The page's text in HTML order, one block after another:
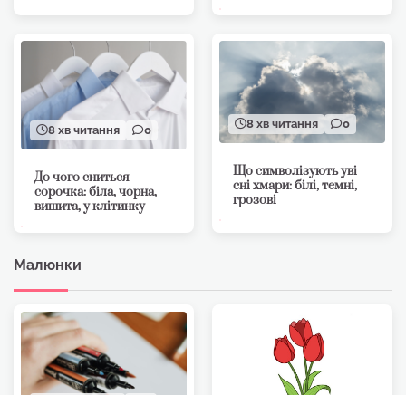
8 хв читання 0
До чого сниться
сорочка: біла, чорна,
вишита, у клітинку
8 хв читання 0
Що символізують уві
сні хмари: білі, темні,
грозові
Малюнки